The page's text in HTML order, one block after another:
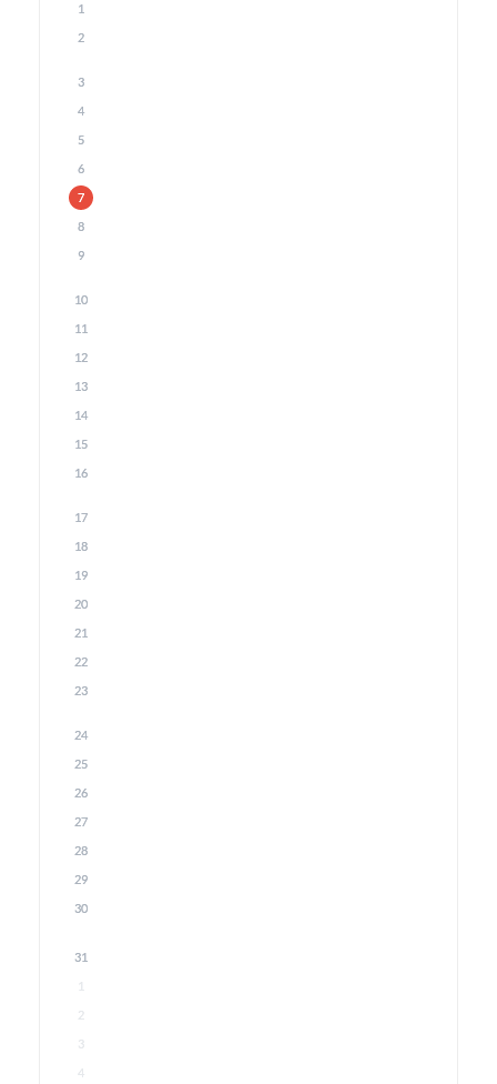
1
2
3
4
5
6
7
8
9
10
11
12
13
14
15
16
17
18
19
20
21
22
23
24
25
26
27
28
29
30
31
1
2
3
4